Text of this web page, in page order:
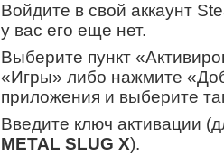
Войдите в свой аккаунт
у вас его еще нет.
Выберите пункт
«Игры» либо нажмите
приложения и выберите
Введите ключ активации
METAL SLUG X).